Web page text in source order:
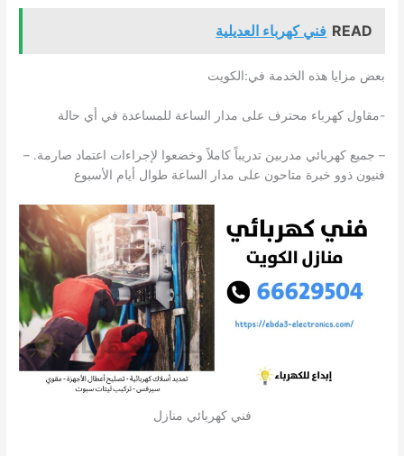
READ فني كهرباء العديلية
بعض مزايا هذه الخدمة في:الكويت
-مقاول كهرباء محترف على مدار الساعة للمساعدة في أي حالة
– جميع كهربائي مدربين تدريباً كاملاً وخضعوا لإجراءات اعتماد صارمة. –
فنيون ذوو خبرة متاحون على مدار الساعة طوال أيام الأسبوع
فني كهربائي منازل